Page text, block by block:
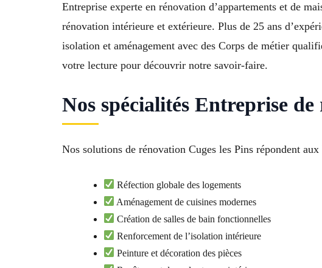
Entreprise experte en rénovation d’appartements et de
rénovation intérieure et extérieure. Plus de 25 ans
isolation et aménagement avec des Corps de métier
votre lecture pour découvrir notre savoir-faire.
Nos spécialités Entreprise
Nos solutions de rénovation Cuges les Pins répondent
Réfection globale des logements
Aménagement de cuisines modernes
Création de salles de bain fonctionnelles
Renforcement de l’isolation intérieure
Peinture et décoration des pièces